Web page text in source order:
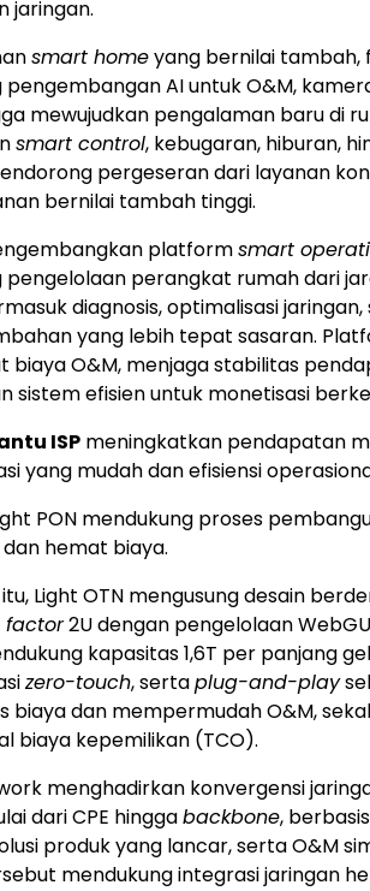
jaringan.
smart homeyang bernilai tambah,
pengembangan AI untuk O&M,
mewujudkan pengalaman baru di
smart control, kebugaran, hiburan,
pergeseran dari layanan
bernilai tambah tinggi.
platformsmart
pengelolaan perangkat rumah dari
diagnosis, optimalisasi
yang lebih tepat sasaran.
biaya O&M, menjaga stabilitas
sistem efisien untuk monetisasi
ISP meningkatkan pendapatan
yang mudah dan efisiensi
PON mendukung proses
hemat biaya.
Light OTN mengusung desain
factor2U dengan pengelolaan
kapasitas 1,6T per panjang
zero-touch, sertaplug-and-play
biaya dan mempermudah O&M,
biaya kepemilikan (TCO).
menghadirkan konvergensi
dari CPE hinggabackbone,
produk yang lancar, serta O&M
mendukung integrasi jaringan